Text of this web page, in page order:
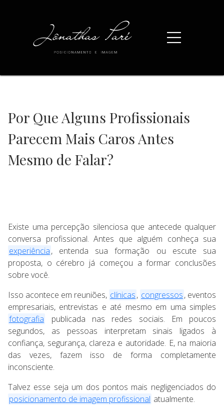
Por Que Alguns Profissionais
Parecem Mais Caros Antes
Mesmo de Falar?
Existe uma percepção silenciosa que antecede qualquer
conversa profissional. Antes que alguém conheça sua
experiência, entenda sua formação ou escute sua
proposta, o cérebro já começou a formar conclusões
sobre você.
Isso acontece em reuniões, clínicas, congressos, eventos
empresariais, entrevistas e até mesmo em uma simples
fotografia
publicada nas redes sociais. Em poucos
segundos, as pessoas interpretam sinais ligados à
confiança, segurança, clareza e autoridade. E, na maioria
das vezes, fazem isso de forma completamente
inconsciente.
Talvez esse seja um dos pontos mais negligenciados do
posicionamento de imagem profissional atualmente.